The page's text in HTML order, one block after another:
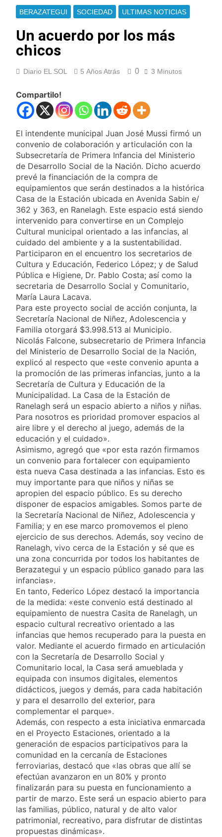
errores libertarios
Una camioneta de
mudanzas casi cae al
Oeste
13 Horas Atrás
Secuestraron 11
en Ezpeleta
El embajador
con Quirno
Quilmes lo dejó
escapar y empató 1 a
Las ventas
minoristas cayeron
3,8% en julio
14 Horas Atrás
Quilmes: siete clubes
de barrio de la Liga
Femenina de fútbol
recibieron material
deportivo
17 Horas Atrás
Consejo Federal del
Trabajo: un nuevo
reclamo por el
respeto al
federalismo
18 Horas Atrás
Boca oficializó la
llegada de Enner
Valencia
19 Horas Atrás
Carlos Balor y
monseñor Tissera en
la celebración por
20 Horas Atrás
una infección
respiratoria aguda en
los bebés
21 Horas Atrás
El último adiós al
papá de Leo Messi
23 Horas Atrás
Quilmes recibe a
Almagro con la mira
puesta en el Reducido
23 Horas Atrás
La crisis económica
también llega a los
templos: casi la
mitad de quienes
alimentos, dinero o
trabajo
2 Días Atrás
Economía en dos
2 Días Atrás
Lionel Messi llegará a
Rosario para
despedir a su padre
Jorge Messi
2 Días Atrás
Murió Jorge Messi,
padre de Lionel
Messi, a los 68 años
2 Días Atrás
Thiago Medina fue
imputado
formalmente por
abuso sexual
2 Días Atrás
BERAZATEGUI SOCIEDAD ULTIMAS NOTICIAS
Un acuerdo por los más
chicos
Diario EL SOL 5 Años Atrás 0 3 Minutos
Compartilo!
El intendente municipal Juan José Mussi firmó un
convenio de colaboración y articulación con la
Subsecretaría de Primera Infancia del Ministerio
de Desarrollo Social de la Nación. Dicho acuerdo
prevé la financiación de la compra de
equipamientos que serán destinados a la histórica
Casa de la Estación ubicada en Avenida Sabin e/
362 y 363, en Ranelagh. Este espacio está siendo
intervenido para convertirse en un Complejo
Cultural municipal orientado a las infancias, al
cuidado del ambiente y a la sustentabilidad.
Participaron en el encuentro los secretarios de
Cultura y Educación, Federico López; y de Salud
Pública e Higiene, Dr. Pablo Costa; así como la
secretaria de Desarrollo Social y Comunitario,
María Laura Lacava.
Para este proyecto social de acción conjunta, la
Secretaría Nacional de Niñez, Adolescencia y
Familia otorgará $3.998.513 al Municipio.
Nicolás Falcone, subsecretario de Primera Infancia
del Ministerio de Desarrollo Social de la Nación,
explicó al respecto que «este convenio apunta a
la promoción de las primeras infancias, junto a la
Secretaría de Cultura y Educación de la
Municipalidad. La Casa de la Estación de
Ranelagh será un espacio abierto a niños y niñas.
Para nosotros es prioridad promover espacios al
aire libre y el derecho al juego, además de la
educación y el cuidado».
Asimismo, agregó que «por esta razón firmamos
un convenio para fortalecer con equipamiento
esta nueva Casa destinada a las infancias. Esto es
muy importante para que niños y niñas se
apropien del espacio público. Es su derecho
disponer de espacios amigables. Somos parte de
la Secretaría Nacional de Niñez, Adolescencia y
Familia; y en ese marco promovemos el pleno
ejercicio de sus derechos. Además, soy vecino de
Ranelagh, vivo cerca de la Estación y sé que es
una zona concurrida por todos los habitantes de
Berazategui y un espacio público ganado para las
infancias».
En tanto, Federico López destacó la importancia
de la medida: «este convenio está destinado al
equipamiento de nuestra Casita de Ranelagh, un
espacio cultural recreativo orientado a las
infancias que hemos recuperado para la puesta en
valor. Mediante el acuerdo firmado en articulación
con la Secretaría de Desarrollo Social y
Comunitario local, la Casa será amueblada y
equipada con insumos digitales, elementos
didácticos, juegos y demás, para cada habitación
y para el desarrollo del exterior, para
complementar el parque».
Además, con respecto a esta iniciativa enmarcada
en el Proyecto Estaciones, orientado a la
generación de espacios participativos para la
comunidad en la cercanía de Estaciones
ferroviarias, destacó que «las obras que allí se
efectúan avanzaron en un 80% y pronto
finalizarán para su puesta en funcionamiento a
partir de marzo. Este será un espacio abierto para
las familias, público, natural y de alto valor
patrimonial, recreativo, para disfrutar de distintas
propuestas dinámicas».